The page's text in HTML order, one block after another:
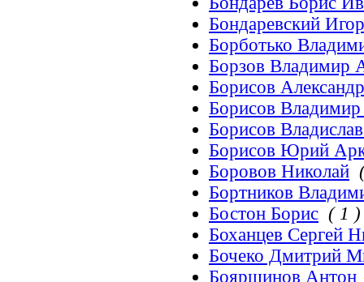
Бондаревский
Борботько
Борзов Владимир
Борисов
Борисов
Борисов
Борисов Юрий
Боровов Николай
Бортников
Бостон Борис ( 1 )
Боханцев Сергей
Бочеко Дмитрий
Бояршинов Антон